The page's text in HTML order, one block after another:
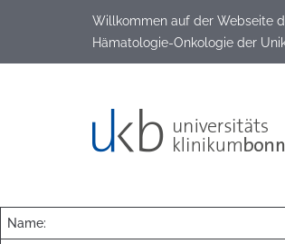
Willkommen auf der Webseite
Hämatologie-Onkologie der
Name: